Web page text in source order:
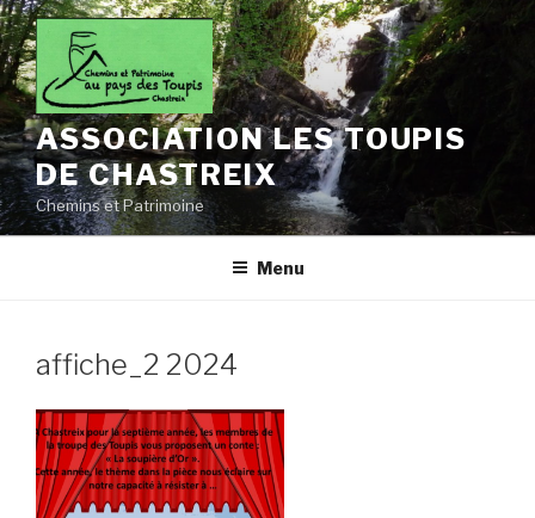
Aller
au
contenu
principal
ASSOCIATION LES TOUPIS
DE CHASTREIX
Chemins et Patrimoine
Menu
affiche_2 2024